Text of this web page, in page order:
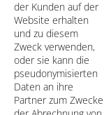
der Kunden auf der
Website erhalten
und zu diesem
Zweck verwenden,
oder sie kann die
pseudonymisierten
Daten an ihre
Partner zum Zwecke